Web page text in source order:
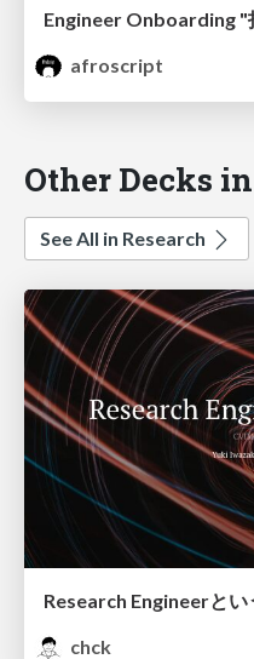
afroscript
Other Decks
See All in Research
chck